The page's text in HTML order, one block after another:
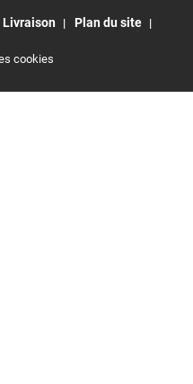
Livraison Plan du site
cookies